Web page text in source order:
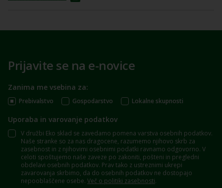
Prijavite se na e-novice
Zanima me vsebina za:
Prebivalstvo Gospodarstvo Lokalne skupnosti
Uporaba in varovanje podatkov
V družbi Eko sklad se zavedamo pomena varstva osebnih podatkov.
Naše stranke so za nas dragocene, razumemo njihovo skrb za
zasebnost in z njihovimi osebnimi podatki ravnamo odgovorno. V
celoti spoštujemo naše zaveze po zakoniti, pošteni in pregledni
obdelavi osebnih podatkov. Prav tako z ustreznimi ukrepi
zavarovanja skrbimo, da do osebnih podatkov ne dostopajo
nepooblaščene osebe. Več o politiki zasebnosti.